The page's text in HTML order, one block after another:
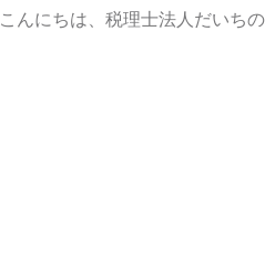
こんにちは、税理士法人だいち